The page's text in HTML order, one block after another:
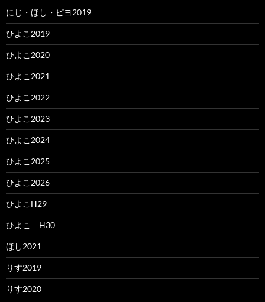
にじ・ほし・ピヨ2019
ひよこ2019
ひよこ2020
ひよこ2021
ひよこ2022
ひよこ2023
ひよこ2024
ひよこ2025
ひよこ2026
ひよこH29
ひよこ H30
ほし2021
りす2019
りす2020